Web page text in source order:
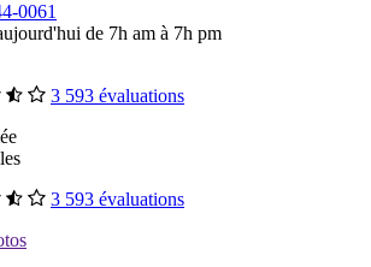
0061
de 7h am à 7h pm
3 593 évaluations
3 593 évaluations